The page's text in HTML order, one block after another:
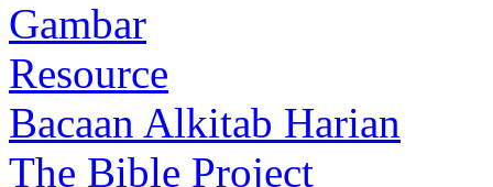
Gambar
Resource
Bacaan Alkitab Harian
The Bible Project